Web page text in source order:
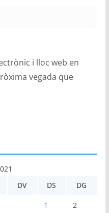
i lloc web en
vegada que
DV DS DG
1 2